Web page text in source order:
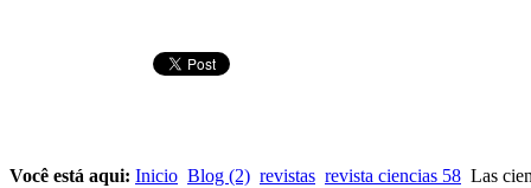
Você está aqui: Inicio Blog (2) revistas revista ciencias 58 Las